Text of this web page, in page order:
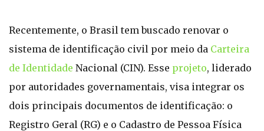
Recentemente, o Brasil tem buscado renovar o
sistema de identificação civil por meio da Carteira
de Identidade Nacional (CIN). Esse projeto, liderado
por autoridades governamentais, visa integrar os
dois principais documentos de identificação: o
Registro Geral (RG) e o Cadastro de Pessoa Física